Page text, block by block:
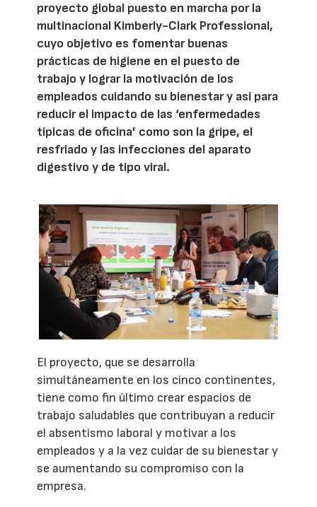
proyecto global puesto en marcha por la
multinacional Kimberly-Clark Professional,
cuyo objetivo es fomentar buenas
prácticas de higiene en el puesto de
trabajo y lograr la motivación de los
empleados cuidando su bienestar y así para
reducir el impacto de las ‘enfermedades
típicas de oficina’ como son la gripe, el
resfriado y las infecciones del aparato
digestivo y de tipo viral.
El proyecto, que se desarrolla
simultáneamente en los cinco continentes,
tiene como fin último crear espacios de
trabajo saludables que contribuyan a reducir
el absentismo laboral y motivar a los
empleados y a la vez cuidar de su bienestar y
se aumentando su compromiso con la
empresa.